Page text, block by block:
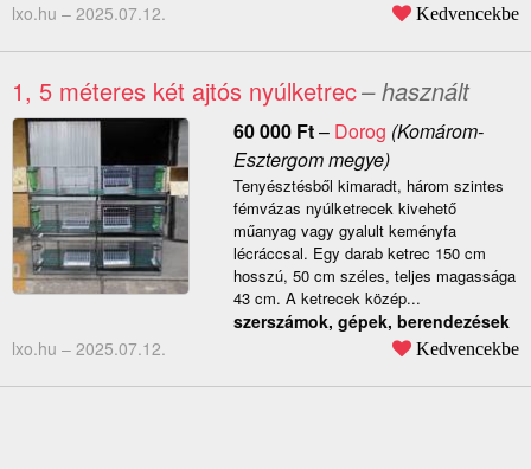
lxo.hu – 2025.07.12. Kedvencekbe
1, 5 méteres két ajtós nyúlketrec– használt
60 000 Ft– Dorog (Komárom-
Esztergom megye)
Tenyésztésből kimaradt, három szintes
fémvázas nyúlketrecek kivehető
műanyag vagy gyalult keményfa
lécráccsal. Egy darab ketrec 150 cm
hosszú, 50 cm széles, teljes magassága
43 cm. A ketrecek közép...
szerszámok, gépek, berendezések
lxo.hu – 2025.07.12. Kedvencekbe